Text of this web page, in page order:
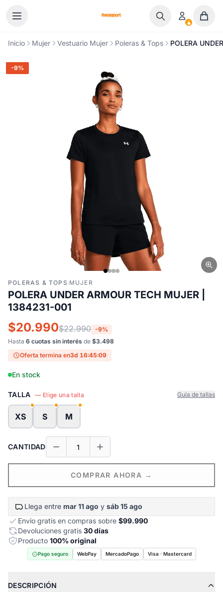
Inicio Mujer Vestuario Mujer Poleras & Tops POLERA
-9%
POLERAS & TOPS ·MUJER
POLERA UNDER ARMOUR TECH MUJER |
1384231-001
$20.990$22.990 -9%
Hasta 6 cuotas sin interés de $3.498
Oferta termina en3d 16:45:09
En stock
TALLA — Elige una talla Guía de tallas
XS S M
CANTIDAD
COMPRAR AHORA →
Llega entre mar 11 ago y sáb 15 ago
Envío gratis en compras sobre $99.990
Devoluciones gratis 30 días
Producto 100% original
Pago seguro WebPay MercadoPago Visa · Mastercard
DESCRIPCIÓN